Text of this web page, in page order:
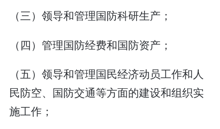
（三）领导和管理国防科研生产；
（四）管理国防经费和国防资产；
（五）领导和管理国民经济动员工作和人
民防空、国防交通等方面的建设和组织实
施工作；